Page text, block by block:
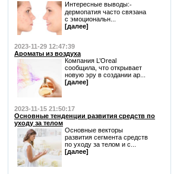
Интересные выводы:⁃
дермопатия часто связана
с эмоциональн...
[далее]
2023-11-29 12:47:39
Ароматы из воздуха
Компания L’Oreal
сообщила, что открывает
новую эру в создании ар...
[далее]
2023-11-15 21:50:17
Основные тенденции развития средств по
уходу за телом
Основные векторы
развития сегмента средств
по уходу за телом и с...
[далее]